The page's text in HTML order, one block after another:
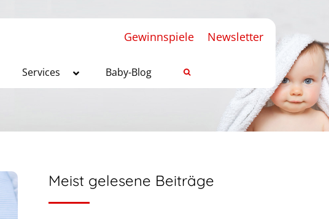
Gewinnspiele Newsletter
Services Baby-Blog
Meist gelesene Beiträge